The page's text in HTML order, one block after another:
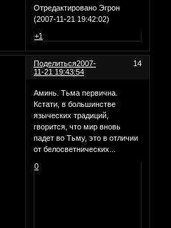
Отредактировано Эгрон
(2007-11-21 19:42:02)
+1
Поделиться 14
2007-
11-21 19:43:54
Аминь. Тьма первична.
Кстати, в большинстве
языческих традиций,
гворится, что мир вновь
падет во Тьму, это в отличии
от белосветнических...
0